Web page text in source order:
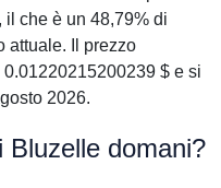
che è un 48,79% di
attuale. Il prezzo
$ e si
2026.
Bluzelle domani?